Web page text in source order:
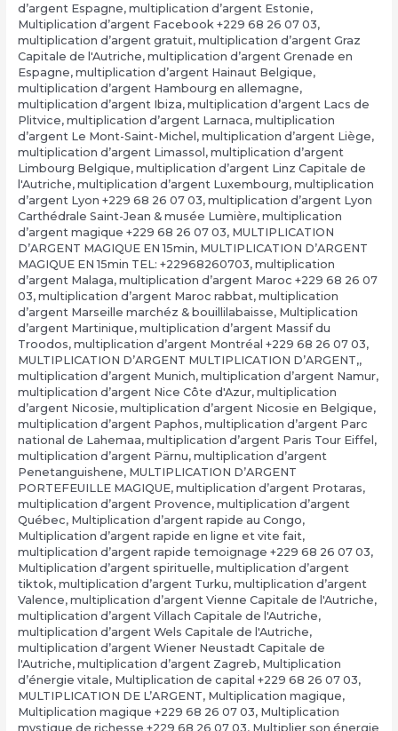
d’argent Espagne, multiplication d’argent Estonie,
Multiplication d’argent Facebook +229 68 26 07 03,
multiplication d’argent gratuit, multiplication d’argent Graz
Capitale de l'Autriche, multiplication d’argent Grenade en
Espagne, multiplication d’argent Hainaut Belgique,
multiplication d’argent Hambourg en allemagne,
multiplication d’argent Ibiza, multiplication d’argent Lacs de
Plitvice, multiplication d’argent Larnaca, multiplication
d’argent Le Mont-Saint-Michel, multiplication d’argent Liège,
multiplication d’argent Limassol, multiplication d’argent
Limbourg Belgique, multiplication d’argent Linz Capitale de
l'Autriche, multiplication d’argent Luxembourg, multiplication
d’argent Lyon +229 68 26 07 03, multiplication d’argent Lyon
Carthédrale Saint-Jean & musée Lumière, multiplication
d’argent magique +229 68 26 07 03, MULTIPLICATION
D’ARGENT MAGIQUE EN 15min, MULTIPLICATION D’ARGENT
MAGIQUE EN 15min TEL: +22968260703, multiplication
d’argent Malaga, multiplication d’argent Maroc +229 68 26 07
03, multiplication d’argent Maroc rabbat, multiplication
d’argent Marseille marchéz & bouillilabaisse, Multiplication
d’argent Martinique, multiplication d’argent Massif du
Troodos, multiplication d’argent Montréal +229 68 26 07 03,
MULTIPLICATION D’ARGENT MULTIPLICATION D’ARGENT,,
multiplication d’argent Munich, multiplication d’argent Namur,
multiplication d’argent Nice Côte d'Azur, multiplication
d’argent Nicosie, multiplication d’argent Nicosie en Belgique,
multiplication d’argent Paphos, multiplication d’argent Parc
national de Lahemaa, multiplication d’argent Paris Tour Eiffel,
multiplication d’argent Pärnu, multiplication d’argent
Penetanguishene, MULTIPLICATION D’ARGENT
PORTEFEUILLE MAGIQUE, multiplication d’argent Protaras,
multiplication d’argent Provence, multiplication d’argent
Québec, Multiplication d’argent rapide au Congo,
Multiplication d’argent rapide en ligne et vite fait,
multiplication d’argent rapide temoignage +229 68 26 07 03,
Multiplication d’argent spirituelle, multiplication d’argent
tiktok, multiplication d’argent Turku, multiplication d’argent
Valence, multiplication d’argent Vienne Capitale de l'Autriche,
multiplication d’argent Villach Capitale de l'Autriche,
multiplication d’argent Wels Capitale de l'Autriche,
multiplication d’argent Wiener Neustadt Capitale de
l'Autriche, multiplication d’argent Zagreb, Multiplication
d’énergie vitale, Multiplication de capital +229 68 26 07 03,
MULTIPLICATION DE L’ARGENT, Multiplication magique,
Multiplication magique +229 68 26 07 03, Multiplication
mystique de richesse +229 68 26 07 03, Multiplier son énergie